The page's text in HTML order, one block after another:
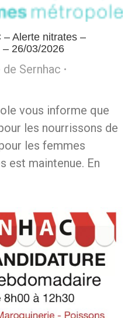
– Alerte nitrates –
– 26/03/2026
Sernhac
vous informe que
les nourrissons de
les femmes
est maintenue. En